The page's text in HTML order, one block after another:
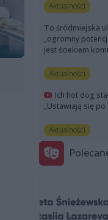
Aktualności
To śródmiejska
„ogromny
jest ściekiem
Aktualności
Ich hot dog
„Ustawiają się
Aktualności